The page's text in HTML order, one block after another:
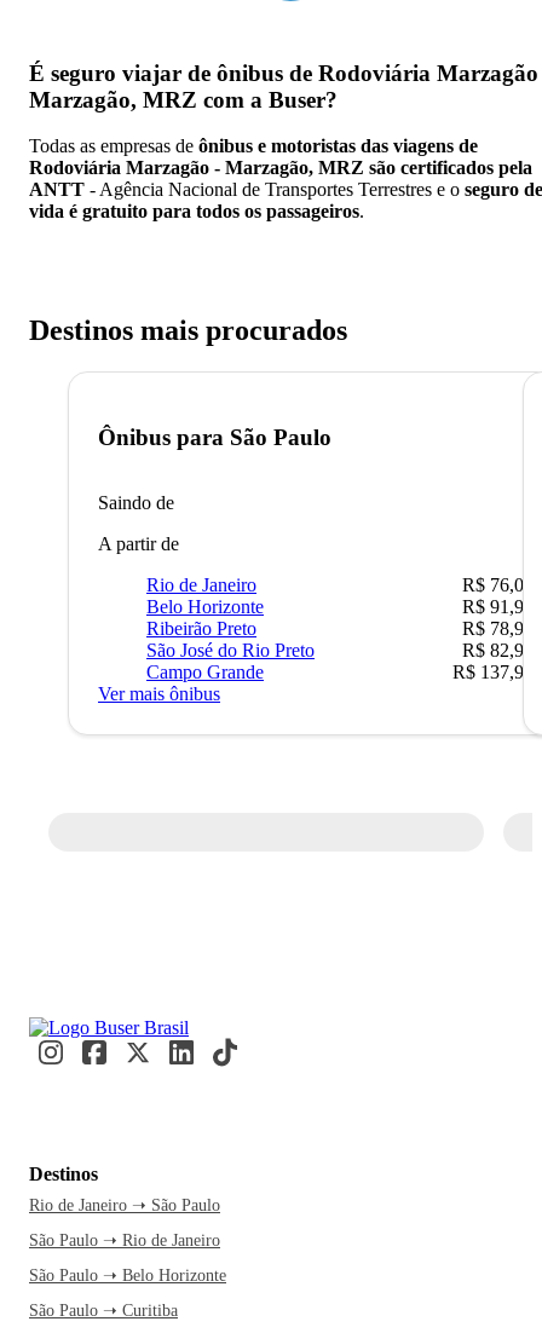
É seguro viajar de ônibus de Rodoviária
Marzagão, MRZ com a Buser?
Todas as empresas de ônibus e motoristas das viagens de
Rodoviária Marzagão - Marzagão, MRZ são certificados pela
ANTT - Agência Nacional de Transportes Terrestres e o seguro de
vida é gratuito para todos os passageiros.
Destinos mais procurados
Ônibus para São Paulo
Saindo de
A partir de
Rio de Janeiro
R$ 76,09
Belo Horizonte
R$ 91,90
Ribeirão Preto
R$ 78,90
São José do Rio Preto
R$ 82,90
Campo Grande
R$ 137,90
Ver mais ônibus
Destinos
Rio de Janeiro ➝ São Paulo
São Paulo ➝ Rio de Janeiro
São Paulo ➝ Belo Horizonte
São Paulo ➝ Curitiba